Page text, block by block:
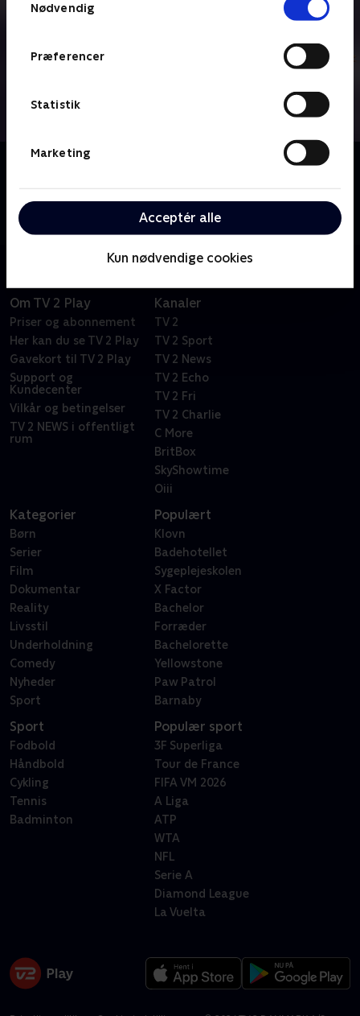
Nødvendig
Præferencer
Statistik
Marketing
Acceptér alle
Kun nødvendige cookies
Om Denver, den sidste dinosaur
også her, at dinosauren Denver bor sammen med sin
menneskeven Valde.
Om TV 2 Play
Priser og abonnement
Her kan du se TV 2 Play
Gavekort til TV 2 Play
Support og
Kundecenter
Vilkår og betingelser
TV 2 NEWS i offentligt
rum
Kanaler
TV 2
TV 2 Sport
TV 2 News
TV 2 Echo
TV 2 Fri
TV 2 Charlie
C More
BritBox
SkyShowtime
Oiii
Kategorier
Børn
Serier
Film
Dokumentar
Reality
Livsstil
Underholdning
Comedy
Nyheder
Sport
Populært
Klovn
Badehotellet
Sygeplejeskolen
X Factor
Bachelor
Forræder
Bachelorette
Yellowstone
Paw Patrol
Barnaby
Sport
Fodbold
Håndbold
Cykling
Tennis
Badminton
Populær sport
3F Superliga
Tour de France
FIFA VM 2026
A Liga
ATP
WTA
NFL
Serie A
Diamond League
La Vuelta